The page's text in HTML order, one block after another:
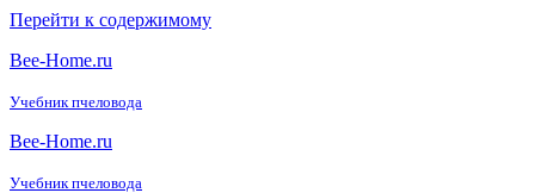
Перейти к содержимому
Bee-Home.ru
Учебник пчеловода
Bee-Home.ru
Учебник пчеловода